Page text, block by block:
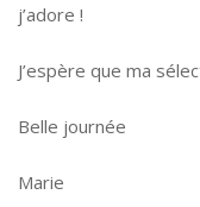
j’adore !
J’espère que ma
Belle journée
Marie